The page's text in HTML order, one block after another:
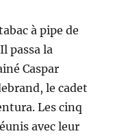
à pipe de
passa la
Caspar
le cadet
Les cinq
avec leur